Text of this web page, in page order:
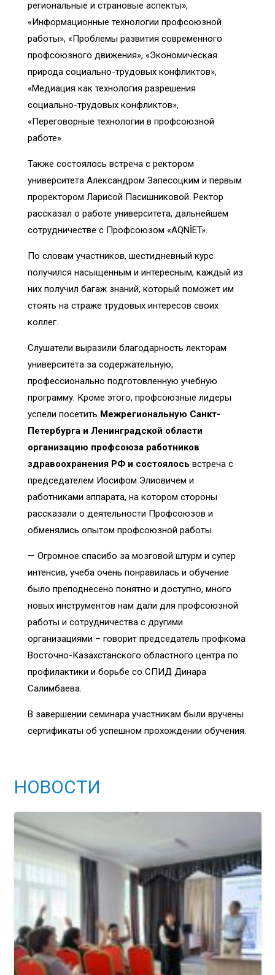
региональные и страновые аспекты»,
«Информационные технологии профсоюзной
работы», «Проблемы развития современного
профсоюзного движения», «Экономическая
природа социально-трудовых конфликтов»,
«Медиация как технология разрешения
социально-трудовых конфликтов»,
«Переговорные технологии в профсоюзной
работе».
Также состоялось встреча с ректором
университета Александром Запесоцким и первым
проректором Ларисой Пасишниковой. Ректор
рассказал о работе университета, дальнейшем
сотрудничестве с Профсоюзом «AQNİET».
По словам участников, шестидневный курс
получился насыщенным и интересным, каждый из
них получил багаж знаний, который поможет им
стоять на страже трудовых интересов своих
коллег.
Слушатели выразили благодарность лекторам
университета за содержательную,
профессионально подготовленную учебную
программу. Кроме этого, профсоюзные лидеры
успели посетить Межрегиональную Санкт-
Петербурга и Ленинградской области
организацию профсоюза работников
здравоохранения РФ и состоялось встреча с
председателем Иосифом Элиовичем и
работниками аппарата, на котором стороны
рассказали о деятельности Профсоюзов и
обменялись опытом профсоюзной работы.
— Огромное спасибо за мозговой штурм и супер
интенсив, учеба очень понравилась и обучение
было преподнесено понятно и доступно, много
новых инструментов нам дали для профсоюзной
работы и сотрудничества с другими
организациями – говорит председатель профкома
Восточно-Казахстанского областного центра по
профилактики и борьбе со СПИД Динара
Салимбаева.
В завершении семинара участникам были вручены
сертификаты об успешном прохождении обучения.
НОВОСТИ